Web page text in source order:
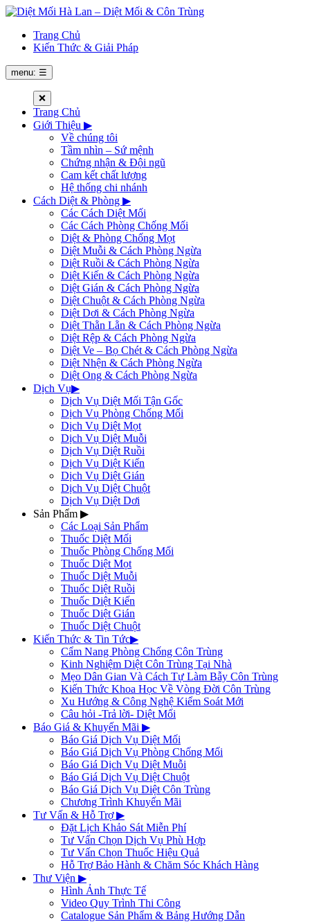
Trang Chủ
Kiến Thức & Giải Pháp
menu: ☰
❌
Trang Chủ
Giới Thiệu ▶
Về chúng tôi
Tầm nhìn – Sứ mệnh
Chứng nhận & Đội ngũ
Cam kết chất lượng
Hệ thống chi nhánh
Cách Diệt & Phòng ▶
Các Cách Diệt Mối
Các Cách Phòng Chống Mối
Diệt & Phòng Chống Mọt
Diệt Muỗi & Cách Phòng Ngừa
Diệt Ruồi & Cách Phòng Ngừa
Diệt Kiến & Cách Phòng Ngừa
Diệt Gián & Cách Phòng Ngừa
Diệt Chuột & Cách Phòng Ngừa
Diệt Dơi & Cách Phòng Ngừa
Diệt Thằn Lằn & Cách Phòng Ngừa
Diệt Rệp & Cách Phòng Ngừa
Diệt Ve – Bọ Chét & Cách Phòng Ngừa
Diệt Nhện & Cách Phòng Ngừa
Diệt Ong & Cách Phòng Ngừa
Dịch Vụ▶
Dịch Vụ Diệt Mối Tận Gốc
Dịch Vụ Phòng Chống Mối
Dịch Vụ Diệt Mọt
Dịch Vụ Diệt Muỗi
Dịch Vụ Diệt Ruồi
Dịch Vụ Diệt Kiến
Dịch Vụ Diệt Gián
Dịch Vụ Diệt Chuột
Dịch Vụ Diệt Dơi
Sản Phẩm ▶
Các Loại Sản Phẩm
Thuốc Diệt Mối
Thuốc Phòng Chống Mối
Thuốc Diệt Mọt
Thuốc Diệt Muỗi
Thuốc Diệt Ruồi
Thuốc Diệt Kiến
Thuốc Diệt Gián
Thuốc Diệt Chuột
Kiến Thức & Tin Tức▶
Cẩm Nang Phòng Chống Côn Trùng
Kinh Nghiệm Diệt Côn Trùng Tại Nhà
Mẹo Dân Gian Và Cách Tự Làm Bẫy Côn Trùng
Kiến Thức Khoa Học Về Vòng Đời Côn Trùng
Xu Hướng & Công Nghệ Kiểm Soát Mới
Câu hỏi -Trả lời- Diệt Mối
Báo Giá & Khuyến Mãi ▶
Báo Giá Dịch Vụ Diệt Mối
Báo Giá Dịch Vụ Phòng Chống Mối
Báo Giá Dịch Vụ Diệt Muỗi
Báo Giá Dịch Vụ Diệt Chuột
Báo Giá Dịch Vụ Diệt Côn Trùng
Chương Trình Khuyến Mãi
Tư Vấn & Hỗ Trợ▶
Đặt Lịch Khảo Sát Miễn Phí
Tư Vấn Chọn Dịch Vụ Phù Hợp
Tư Vấn Chọn Thuốc Hiệu Quả
Hỗ Trợ Bảo Hành & Chăm Sóc Khách Hàng
Thư Viện ▶
Hình Ảnh Thực Tế
Video Quy Trình Thi Công
Catalogue Sản Phẩm & Bảng Hướng Dẫn